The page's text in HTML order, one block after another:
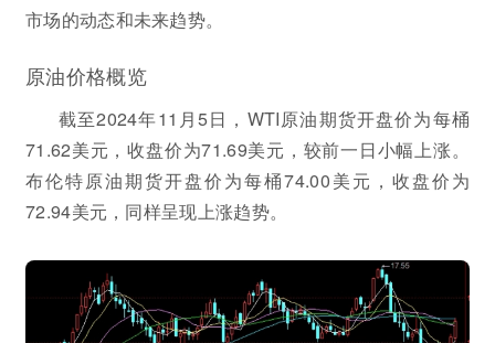
市场的动态和未来趋势。
原油价格概览
截至2024年11月5日，WTI原油期货开盘价为每桶
71.62美元，收盘价为71.69美元，较前一日小幅上涨。
布伦特原油期货开盘价为每桶74.00美元，收盘价为
72.94美元，同样呈现上涨趋势。